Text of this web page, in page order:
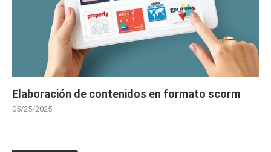
Elaboración de contenidos en formato scorm
05/25/2025